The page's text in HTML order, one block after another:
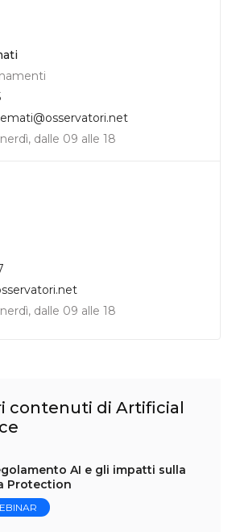
dalle 09 alle 18
dalle 09 alle 18
contenuti di Artificial
AI e gli impatti sulla
Protection